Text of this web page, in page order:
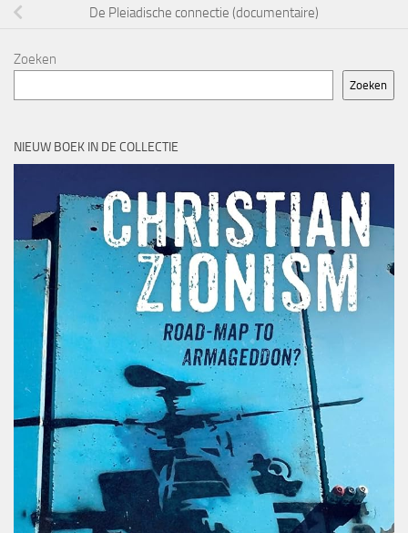
De Pleiadische connectie (documentaire)
Zoeken
Zoeken
NIEUW BOEK IN DE COLLECTIE